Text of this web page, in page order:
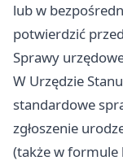
lub w
potwierdzić
Sprawy
W Urzędzie
standardowe
zgłoszenie
(także w formule